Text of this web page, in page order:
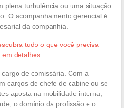
plena turbulência ou uma situação
O acompanhamento gerencial é
da companhia.
tudo o que você precisa
em detalhes
de comissária. Com a
cargos de chefe de cabine ou se
aposta na mobilidade interna,
o domínio da profissão e o